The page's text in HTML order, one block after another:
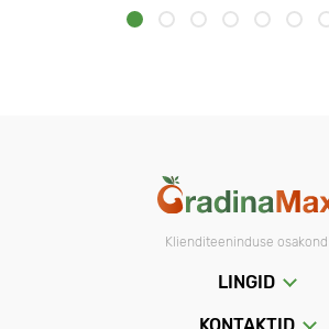
Klienditeeninduse osakond
LINGID
KONTAKTID